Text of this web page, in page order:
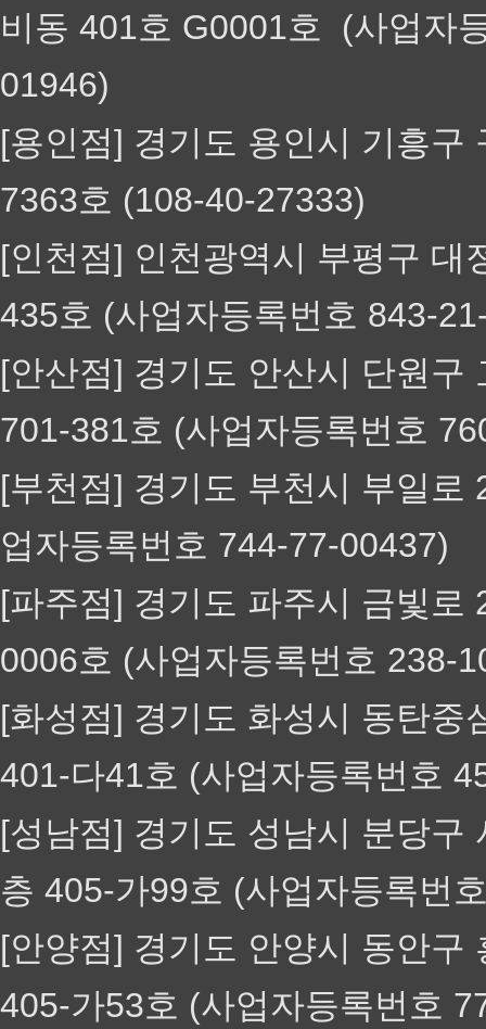
비동 401호 G0001호 (사업자
01946)
[용인점] 경기도 용인시 기흥구
7363호 (108-40-27333)
[인천점] 인천광역시 부평구 대
435호 (사업자등록번호 843-
[안산점] 경기도 안산시 단원구
701-381호 (사업자등록번호
[부천점] 경기도 부천시 부일로
업자등록번호 744-77-00437)
[파주점] 경기도 파주시 금빛로
0006호 (사업자등록번호
[화성점] 경기도 화성시 동탄중
401-다41호 (사업자등록번호
[성남점] 경기도 성남시 분당구
층 405-가99호 (사업자등록
[안양점] 경기도 안양시 동안구
405-가53호 (사업자등록번호